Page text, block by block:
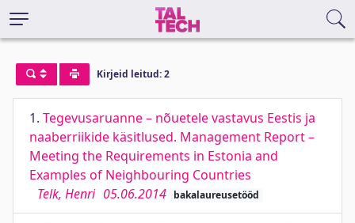
Kirjeid leitud: 2
1. Tegevusaruanne – nõuetele vastavus Eestis ja
naaberriikide käsitlused. Management Report –
Meeting the Requirements in Estonia and
Examples of Neighbouring Countries
Telk, Henri 05.06.2014 bakalaureusetööd